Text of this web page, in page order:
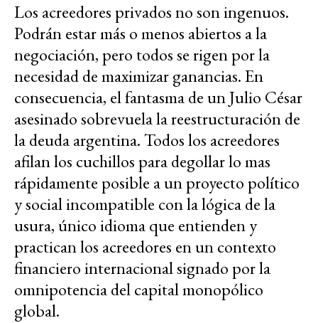
Los acreedores privados no son ingenuos.
Podrán estar más o menos abiertos a la
negociación, pero todos se rigen por la
necesidad de maximizar ganancias. En
consecuencia, el fantasma de un Julio César
asesinado sobrevuela la reestructuración de
la deuda argentina. Todos los acreedores
afilan los cuchillos para degollar lo mas
rápidamente posible a un proyecto político
y social incompatible con la lógica de la
usura, único idioma que entienden y
practican los acreedores en un contexto
financiero internacional signado por la
omnipotencia del capital monopólico
global.